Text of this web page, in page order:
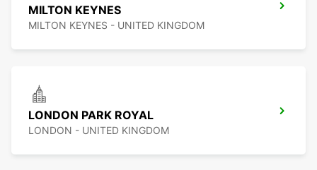
MILTON KEYNES
MILTON KEYNES - UNITED KINGDOM
LONDON PARK ROYAL
LONDON - UNITED KINGDOM